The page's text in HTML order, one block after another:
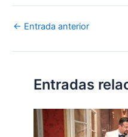
← Entrada anterior
Entradas